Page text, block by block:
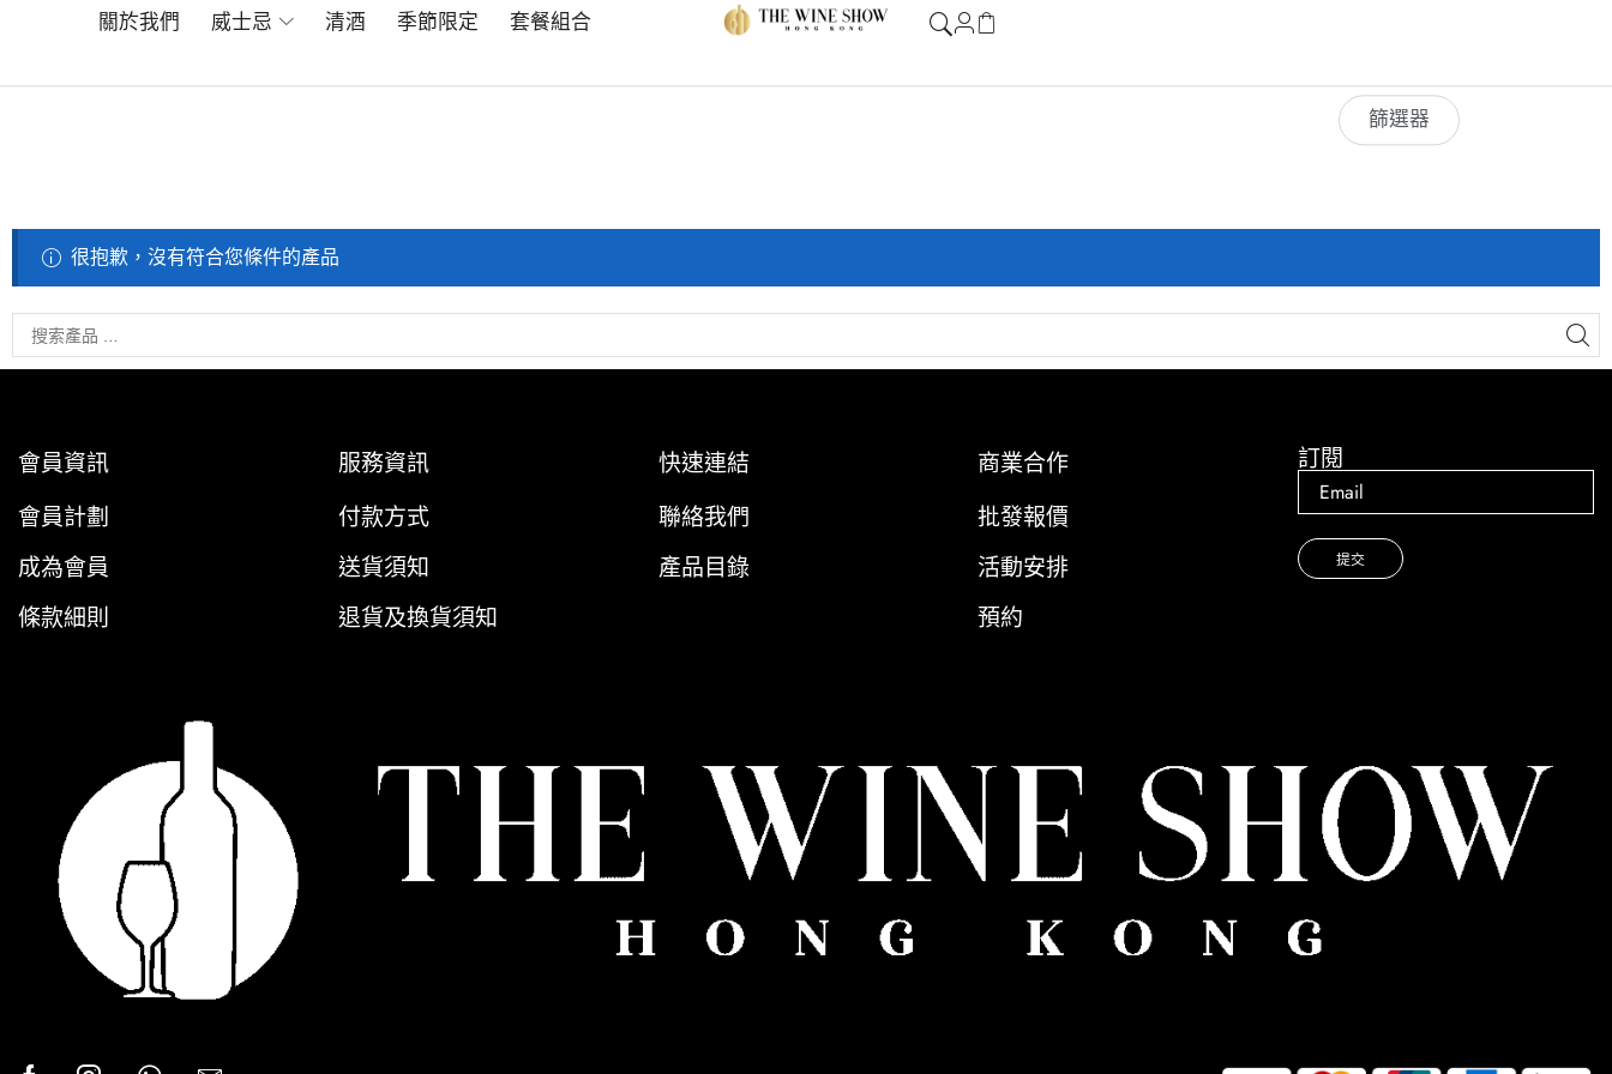
關於我們 威士忌 清酒 季節限定 套餐組合
篩選器
很抱歉，沒有符合您條件的產品
會員資訊
會員計劃
成為會員
條款細則
服務資訊
付款方式
送貨須知
退貨及換貨須知
快速連結
聯絡我們
產品目錄
商業合作
批發報價
活動安排
預約
訂閱